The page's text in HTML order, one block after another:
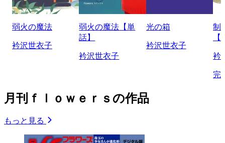
弱火の魔法
衿沢世衣子
弱火の魔法【単
話】
衿沢世衣子
光の箱
衿沢世衣子
制
衿
完
月刊ｆｌｏｗｅｒｓの作品
もっと見る